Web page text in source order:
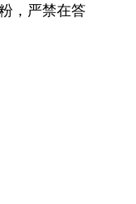
，严禁在答